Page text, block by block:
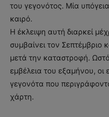
του γεγονότος. Μία
καιρό.
Η έκλειψη αυτή διαρκεί
συμβαίνει τον Σεπτέμβριο
μετά την καταστροφή.
εμβέλεια του εξαμήνου, οι
γεγονότα που
χάρτη.